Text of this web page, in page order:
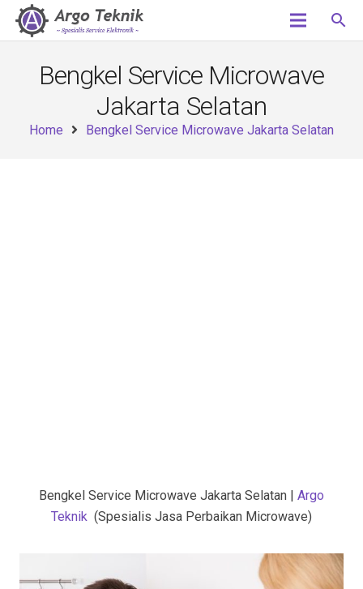
search
Bengkel Service Microwave
Jakarta Selatan
Home Bengkel Service Microwave Jakarta Selatan
Bengkel Service Microwave Jakarta Selatan | Argo
Teknik (Spesialis Jasa Perbaikan Microwave)